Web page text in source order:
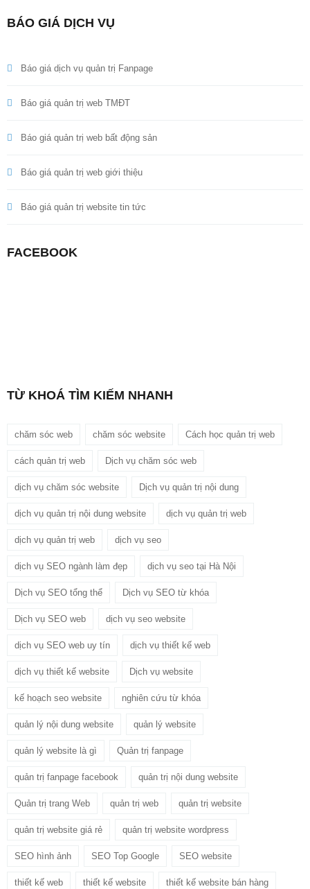
BÁO GIÁ DỊCH VỤ
Báo giá dịch vụ quản trị Fanpage
Báo giá quản trị web TMĐT
Báo giá quản trị web bất động sản
Báo giá quản trị web giới thiệu
Báo giá quản trị website tin tức
FACEBOOK
TỪ KHOÁ TÌM KIẾM NHANH
chăm sóc web chăm sóc website Cách học quản trị web
cách quản trị web Dịch vụ chăm sóc web
dịch vụ chăm sóc website Dịch vụ quản trị nội dung
dịch vụ quản trị nội dung website dịch vụ quản trị web
dịch vụ quản trị web dịch vụ seo
dịch vụ SEO ngành làm đẹp dịch vụ seo tại Hà Nội
Dịch vụ SEO tổng thể Dịch vụ SEO từ khóa
Dịch vụ SEO web dịch vụ seo website
dịch vụ SEO web uy tín dịch vụ thiết kế web
dịch vụ thiết kế website Dịch vụ website
kế hoạch seo website nghiên cứu từ khóa
quản lý nội dung website quản lý website
quản lý website là gì Quản trị fanpage
quản trị fanpage facebook quản trị nội dung website
Quản trị trang Web quản trị web quản trị website
quản trị website giá rẻ quản trị website wordpress
SEO hình ảnh SEO Top Google SEO website
thiết kế web thiết kế website thiết kế website bán hàng